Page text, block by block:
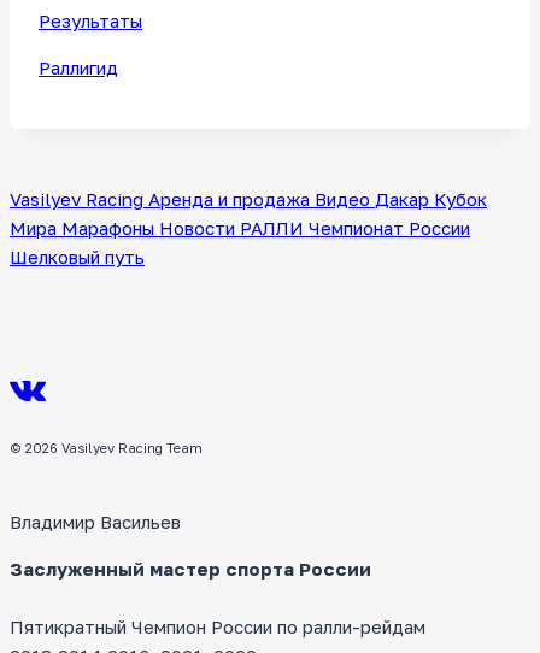
Результаты
Раллигид
Vasilyev Racing Аренда и продажа Видео Дакар Кубок
Мира Марафоны Новости РАЛЛИ Чемпионат России
Шелковый путь
© 2026 Vasilyev Racing Team
Владимир Васильев
Заслуженный мастер спорта России
Пятикратный Чемпион России по ралли-рейдам